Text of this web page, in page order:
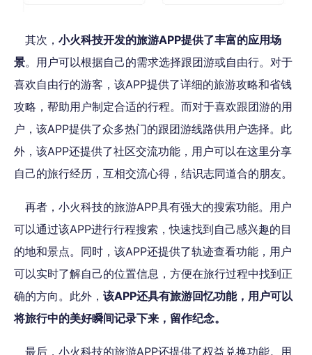
其次， 小火科技开发的旅游APP提供了丰富的应用场
景。用户可以根据自己的需求选择跟团游或自由行。对于
喜欢自由行的游客，该APP提供了详细的旅游攻略和省钱
攻略，帮助用户制定合适的行程。而对于喜欢跟团游的用
户，该APP提供了众多热门的跟团游线路供用户选择。此
外，该APP还提供了社区交流功能，用户可以在这里分享
自己的旅行经历，互相交流心得，结识志同道合的朋友。
再者，小火科技的旅游APP具有强大的搜索功能。用户
可以通过该APP进行行程搜索，快速找到自己感兴趣的目
的地和景点。同时，该APP还提供了轨迹查看功能，用户
可以实时了解自己的位置信息，方便在旅行过程中找到正
确的方向。此外， 该APP还具有旅游回忆功能，用户可以
将旅行中的美好瞬间记录下来，留作纪念。
最后，小火科技的旅游APP还提供了权益兑换功能。用